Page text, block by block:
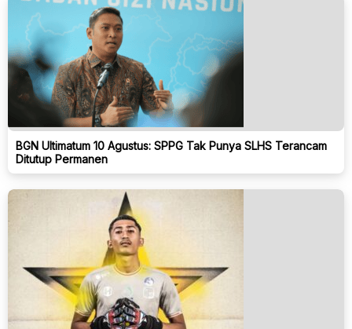
BGN Ultimatum 10 Agustus: SPPG Tak Punya SLHS Terancam
Ditutup Permanen